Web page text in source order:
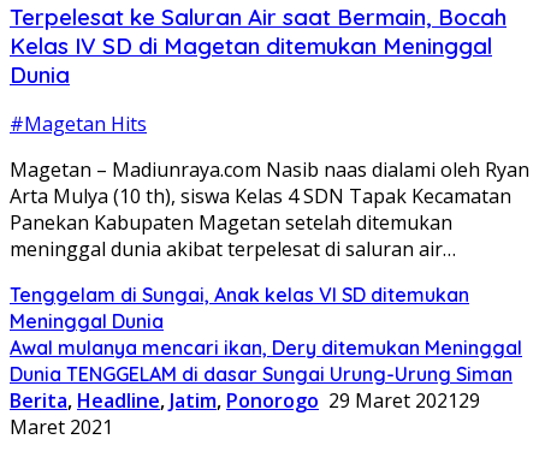
Terpelesat ke Saluran Air saat Bermain, Bocah
Kelas IV SD di Magetan ditemukan Meninggal
Dunia
#Magetan Hits
Magetan – Madiunraya.com Nasib naas dialami oleh Ryan
Arta Mulya (10 th), siswa Kelas 4 SDN Tapak Kecamatan
Panekan Kabupaten Magetan setelah ditemukan
meninggal dunia akibat terpelesat di saluran air…
Tenggelam di Sungai, Anak kelas VI SD ditemukan
Meninggal Dunia
Awal mulanya mencari ikan, Dery ditemukan Meninggal
Dunia TENGGELAM di dasar Sungai Urung-Urung Siman
Berita, Headline, Jatim, Ponorogo 29 Maret 202129
Maret 2021